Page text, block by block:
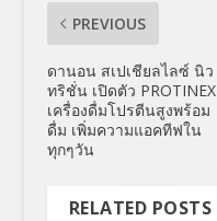
PREVIOUS
ดานอน สเปเชียลไลซ์ นิว
ทริชั่น เปิดตัว PROTINEX
เครื่องดื่มโปรตีนสูงพร้อม
ดื่ม เพิ่มความแอคทีฟใน
ทุกๆวัน
RELATED POSTS